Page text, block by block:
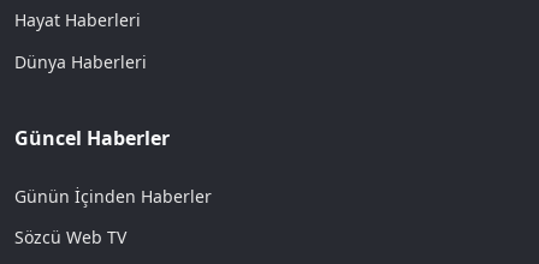
Hayat Haberleri
Dünya Haberleri
Güncel Haberler
Günün İçinden Haberler
Sözcü Web TV